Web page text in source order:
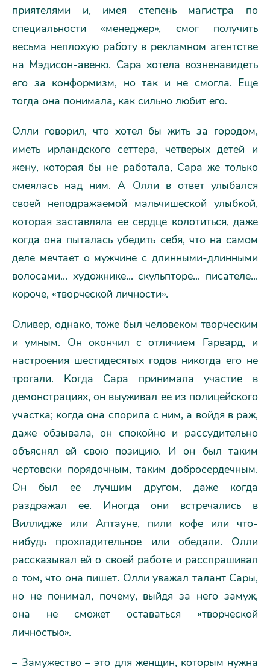
приятелями и, имея степень магистра по
специальности «менеджер», смог получить
весьма неплохую работу в рекламном агентстве
на Мэдисон-авеню. Сара хотела возненавидеть
его за конформизм, но так и не смогла. Еще
тогда она понимала, как сильно любит его.
Олли говорил, что хотел бы жить за городом,
иметь ирландского сеттера, четверых детей и
жену, которая бы не работала, Сара же только
смеялась над ним. А Олли в ответ улыбался
своей неподражаемой мальчишеской улыбкой,
которая заставляла ее сердце колотиться, даже
когда она пыталась убедить себя, что на самом
деле мечтает о мужчине с длинными-длинными
волосами... художнике... скульпторе... писателе...
короче, «творческой личности».
Оливер, однако, тоже был человеком творческим
и умным. Он окончил с отличием Гарвард, и
настроения шестидесятых годов никогда его не
трогали. Когда Сара принимала участие в
демонстрациях, он выуживал ее из полицейского
участка; когда она спорила с ним, а войдя в раж,
даже обзывала, он спокойно и рассудительно
объяснял ей свою позицию. И он был таким
чертовски порядочным, таким добросердечным.
Он был ее лучшим другом, даже когда
раздражал ее. Иногда они встречались в
Виллидже или Аптауне, пили кофе или что-
нибудь прохладительное или обедали. Олли
рассказывал ей о своей работе и расспрашивал
о том, что она пишет. Олли уважал талант Сары,
но не понимал, почему, выйдя за него замуж,
она не сможет оставаться «творческой
личностью».
– Замужество – это для женщин, которым нужна